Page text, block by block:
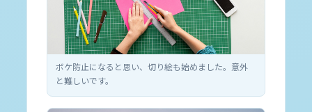
ボケ防止になると思い、切り絵も始めました。意外
と難しいです。